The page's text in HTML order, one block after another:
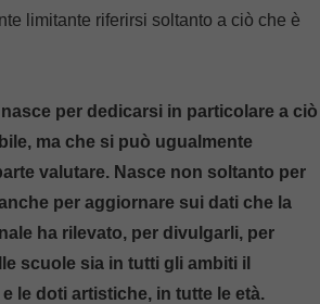
limitante riferirsi soltanto a ciò che è
per dedicarsi in particolare a ciò
ma che si può ugualmente
valutare. Nasce non soltanto per
per aggiornare sui dati che la
ha rilevato, per divulgarli, per
scuole sia in tutti gli ambiti il
le doti artistiche, in tutte le età.